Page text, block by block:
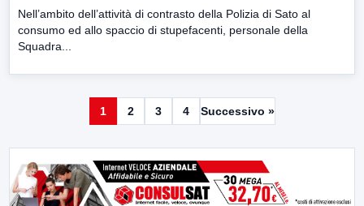
Nell’ambito dell’attività di contrasto della Polizia di Sato al
consumo ed allo spaccio di stupefacenti, personale della
Squadra...
1 2 3 4 Successivo »